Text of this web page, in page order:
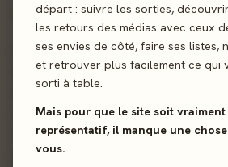
départ : suivre les sorties,
les retours des médias avec ceux
ses envies de côté, faire ses listes,
et retrouver plus facilement ce qui
sorti à table.
Mais pour que le site soit
représentatif, il manque une
vous.
01 - LE JEU
Des tuiles et des chemins... de fer !
déroule en huit manches. Vous
en choisissant vos tuiles parmi celles
réserve commune, puis vous placez
vous, en essayant de créer autant de
possible ; veillez à ne pas vous